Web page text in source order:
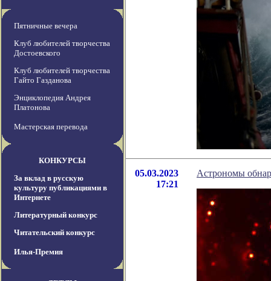
Пятничные вечера
Клуб любителей творчества
Достоевского
Клуб любителей творчества
Гайто Газданова
Энциклопедия Андрея
Платонова
Мастерская перевода
КОНКУРСЫ
За вклад в русскую
культуру публикациями в
Интернете
Литературный конкурс
Читательский конкурс
Илья-Премия
05.03.2023
17:21
Астрономы